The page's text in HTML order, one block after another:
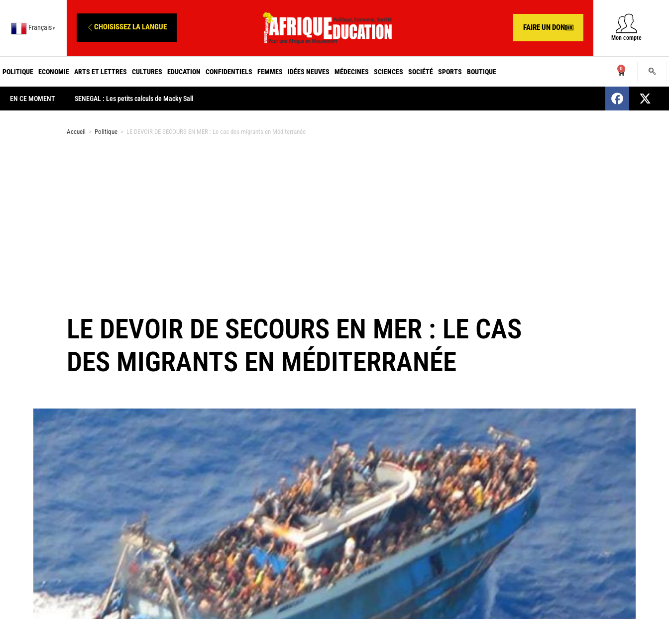
Français ▼ CHOISISSEZ LA LANGUE FAIRE UN DON
Mon compte
POLITIQUE ECONOMIE ARTS ET LETTRES CULTURES EDUCATION CONFIDENTIELS FEMMES IDÉES NEUVES MÉDECINES SCIENCES SOCIÉTÉ SPORTS BOUTIQUE 0
EN CE MOMENT SENEGAL : Les petits calculs de Macky Sall SENEGAL : Nomination d’un nouveau
Accueil > Politique > LE DEVOIR DE SECOURS EN MER : Le cas des migrants en Méditerranée
LE DEVOIR DE SECOURS EN MER : LE CAS
DES MIGRANTS EN MÉDITERRANÉE